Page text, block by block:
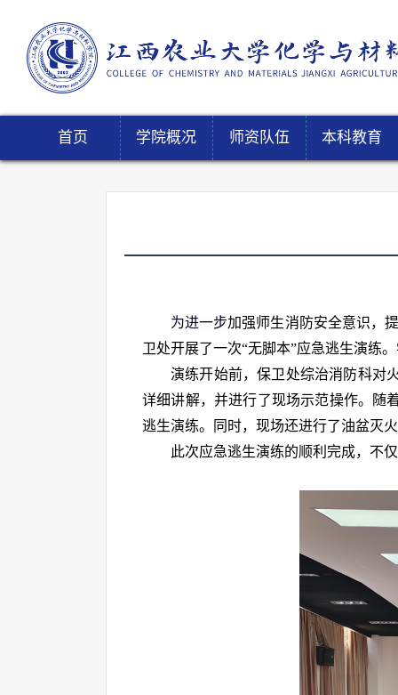
首页 学院概况 师资队伍 本科教育
为进一步加强师生消防安全意识，
卫处开展了一次“无脚本”应急逃生演练
演练开始前，保卫处综治消防科对
详细讲解，并进行了现场示范操作。
随
逃生演练。同时，现场还进行了油盆灭
此次应急逃生演练的顺利完成，不